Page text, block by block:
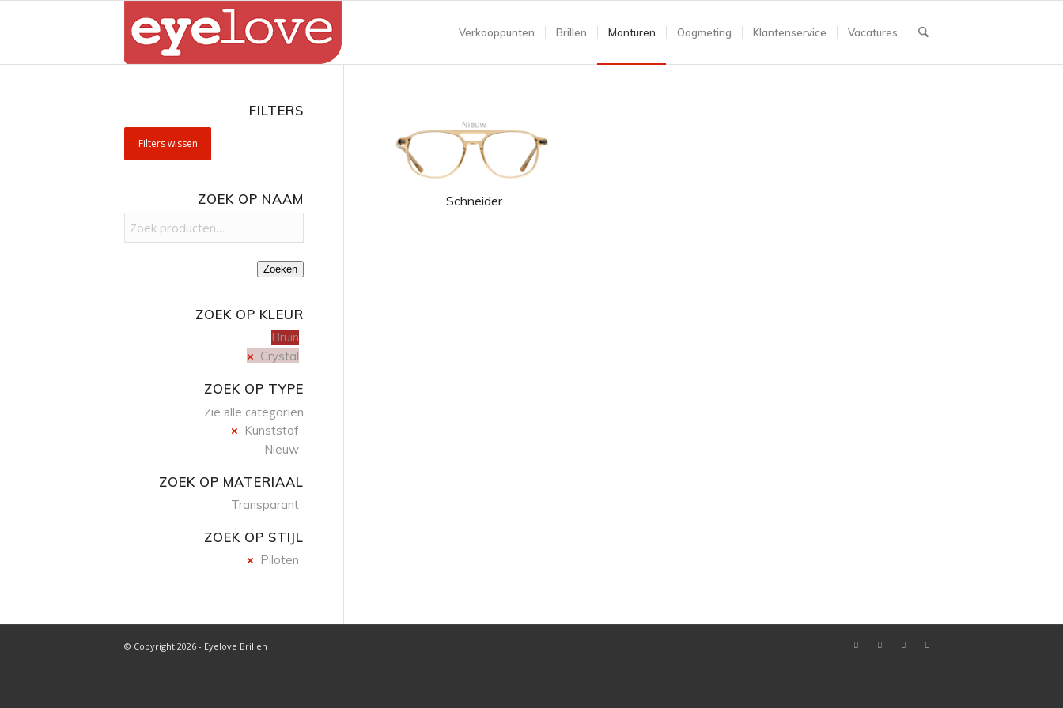
Verkooppunten Brillen Monturen Oogmeting Klantenservice Vacatures
Schneider
FILTERS
Filters wissen
ZOEK OP NAAM
Zoeken
ZOEK OP KLEUR
Bruin
Crystal
ZOEK OP TYPE
Zie alle categorien
Kunststof
Nieuw
ZOEK OP MATERIAAL
Transparant
ZOEK OP STIJL
Piloten
© Copyright 2026 - Eyelove Brillen